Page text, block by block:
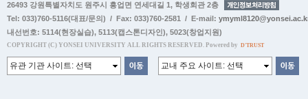
26493 강원특별자치도 원주시 흥업면 연세대길 1, 학생회관 2층
Tel: 033)760-5116(대표/문의) / Fax: 033)760-2581 / E-mail:
내선번호: 5114(현장실습), 5113(캡스톤디자인), 5023(창업지원)
COPYRIGHT (C) YONSEI UNIVERSITY ALL RIGHTS RESERVED. Powered by D'TRUST